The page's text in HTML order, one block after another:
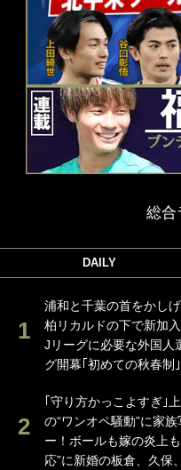
総合
DAILY
浦和と千葉の首をかしげ
柏リカルドの下で新加
Jリーグに必要な外国人
グ開幕｢初めての秋春制
｢守り方かっこよすぎ｣
の“ワンオペ騒動”に家
ー！ボールも嫁の炎上
応”に新婚の板倉、久保